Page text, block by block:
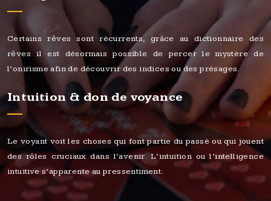
Certains rêves sont récurrents, grâce au dictionnaire des
rêves il est désormais possible de percer le mystère de
l’onirisme afin de découvrir des indices ou des présages.
Intuition & don de voyance
Le voyant voit les choses qui font partie du passé ou qui jouent
des rôles cruciaux dans l’avenir. L’intuition ou l’intelligence
intuitive s’apparente au pressentiment.